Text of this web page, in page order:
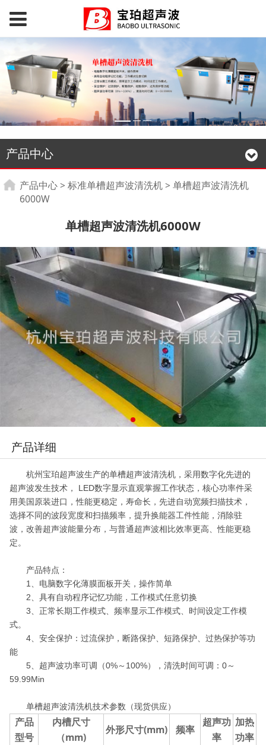
产品中心
单槽超声波清洗机
6000W
产品中心> 标准单槽超声波清洗机> 单槽超声波清洗机
6000W
单槽超声波清洗机6000W
产品详细
杭州宝珀超声波生产的单槽超声波清洗机，采用数字化先进的
超声波发生技术， LED数字显示直观掌握工作状态，核心功率件采
用美国原装进口，性能更稳定，寿命长，先进自动宽频扫描技术，
选择不同的波段宽度和扫描频率，提升换能器工件性能，消除驻
波，改善超声波能量分布，与普通超声波相比效率更高、性能更稳
定。
产品特点：
1、电脑数字化薄膜面板开关，操作简单
2、具有自动程序记忆功能，工作模式任意切换
3、正常长期工作模式、频率显示工作模式、时间设定工作模
式。
4、安全保护：过流保护，断路保护、短路保护、过热保护等功
能
5、超声波功率可调（0%～100%），清洗时间可调：0～
59.99Min
单槽超声波清洗机技术参数（现货供应）
产品
型号
内槽尺寸
（mm)
外形尺寸(mm) 频率
超声功
率
加热
功率